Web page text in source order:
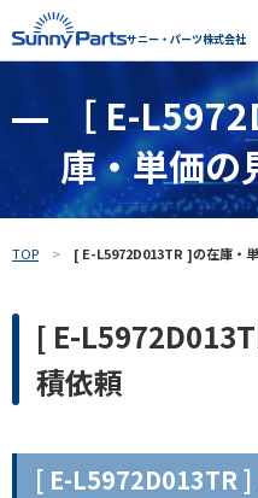
サニー・パーツ株式会社
半導体・
フリーワードで探す
［ E-
庫・単価の
TOP [ E-L5972D013TR ]の在庫・
[ E-
積依頼
[ E-L5972D013TR ]